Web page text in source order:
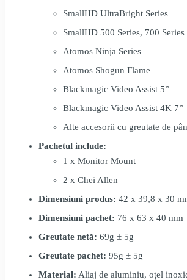
SmallHD UltraBright Series
SmallHD 500 Series, 700 Series
Atomos Ninja Series
Atomos Shogun Flame
Blackmagic Video Assist 5”
Blackmagic Video Assist 4K 7”
Alte accesorii cu greutate de
Pachetul include:
1 x Monitor Mount
2 x Chei Allen
Dimensiuni produs: 42 x 39,8 x 30
Dimensiuni pachet: 76 x 63 x 40 mm
Greutate netă: 69g ± 5g
Greutate pachet: 95g ± 5g
Material: Aliaj de aluminiu, oțel